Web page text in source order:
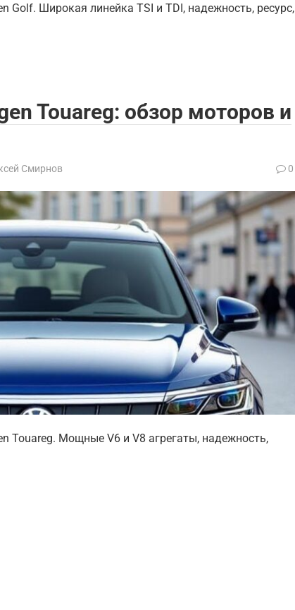
Golf. Широкая линейка TSI и TDI, надежность, ресурс,
Touareg: обзор моторов и
Смирнов 0
Touareg. Мощные V6 и V8 агрегаты, надежность,